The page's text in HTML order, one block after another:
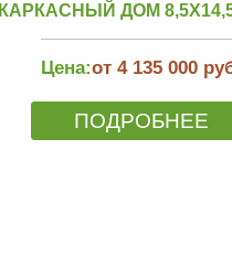
КАРКАСНЫЙ ДОМ 8,5Х14,5
Цена:от 4 135 000
ПОДРОБНЕЕ